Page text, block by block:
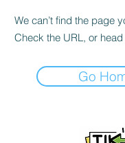
We can’t find the page
Check the URL, or
Go